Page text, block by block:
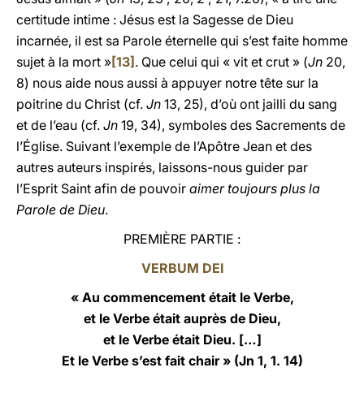
certitude intime : Jésus est la Sagesse de Dieu
incarnée, il est sa Parole éternelle qui s’est faite homme
sujet à la mort »[13] . Que celui qui « vit et crut » (Jn 20,
8) nous aide nous aussi à appuyer notre tête sur la
poitrine du Christ (cf. Jn 13, 25), d’où ont jailli du sang
et de l’eau (cf. Jn 19, 34), symboles des Sacrements de
l’Église. Suivant l’exemple de l’Apôtre Jean et des
autres auteurs inspirés, laissons-nous guider par
l’Esprit Saint afin de pouvoir aimer toujours plus la
Parole de Dieu.
PREMIÈRE PARTIE :
VERBUM DEI
« Au commencement était le Verbe,
et le Verbe était auprès de Dieu,
et le Verbe était Dieu. […]
Et le Verbe s’est fait chair » (Jn 1, 1. 14)